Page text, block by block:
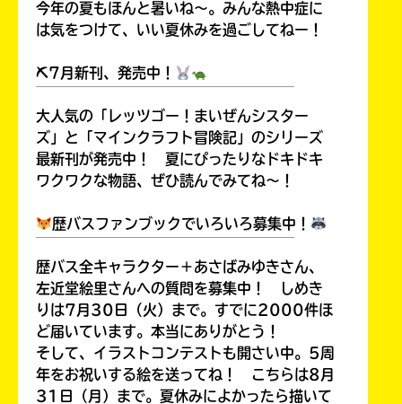
今年の夏もほんと暑いね～。みんな熱中症に
は気をつけて、いい夏休みを過ごしてねー！
⛏7月新刊、発売中！
大人気の「レッツゴー！まいぜんシスター
ズ」と「マインクラフト冒険記」のシリーズ
最新刊が発売中！ 夏にぴったりなドキドキ
ワクワクな物語、ぜひ読んでみてね～！
歴バスファンブックでいろいろ募集中！
歴バス全キャラクター＋あさばみゆきさん、
左近堂絵里さんへの質問を募集中！ しめき
りは7月30日（火）まで。すでに2000件ほ
ど届いています。本当にありがとう！
そして、イラストコンテストも開さい中。5周
年をお祝いする絵を送ってね！ こちらは8月
31日（月）まで。夏休みによかったら描いて